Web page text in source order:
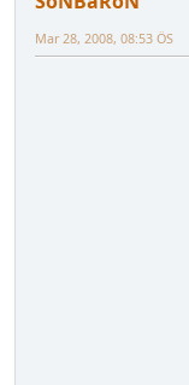
Mar 28, 2008, 08:53 ÖS